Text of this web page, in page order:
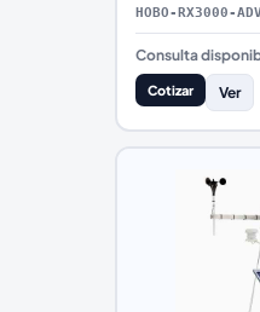
HOBO-RX3000-
Consulta
Cotizar Ver